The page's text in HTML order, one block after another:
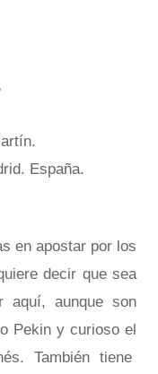
España.
en apostar por los
decir que sea
aquí, aunque son
Pekin y curioso el
También tiene